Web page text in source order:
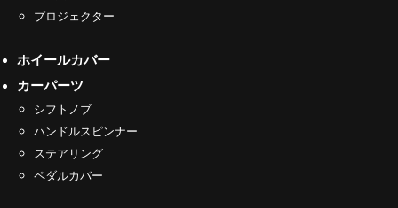
プロジェクター
ホイールカバー
カーパーツ
シフトノブ
ハンドルスピンナー
ステアリング
ペダルカバー